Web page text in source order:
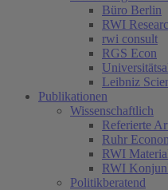
Büro Berlin
RWI
rwi consult
RGS Econ
Leibniz
Publikationen
Wissenschaftlich
Referierte
Ruhr
RWI
RWI
Politikberatend